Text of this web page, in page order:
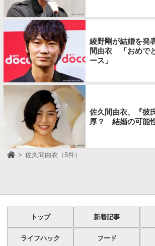
綾野剛が結婚を発
間由衣 「おめで
ース」
佐久間由衣、『彼
厚？ 結婚の可能
佐久間由衣（5件）
トップ 新着記事
ライフハック フード